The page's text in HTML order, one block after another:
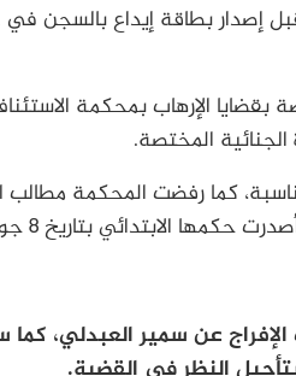
بإيقاف سمير العبدلي خلال سنة 2024، قبل إصدار بطاقة
بقضايا الإرهاب بمحكمة
المختصة.
كما رفضت المحكمة مطالب
الابتدائي بتاريخ 8 جويلية 2026.
عن سمير العبدلي،